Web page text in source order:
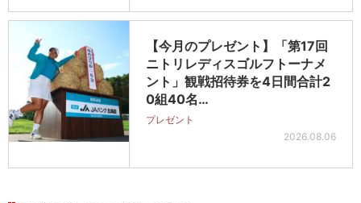
【今月のプレゼント】「第17回
ニトリレディスゴルフトーナメ
ント」観戦招待券を4日間合計2
0組40名…
プレゼント
2026.08.06